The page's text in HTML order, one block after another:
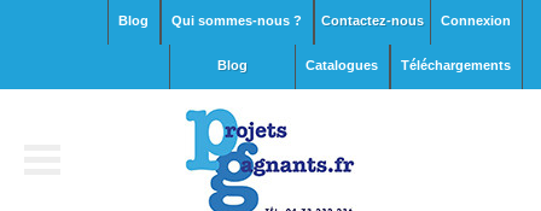
Connexion
Contactez-nous
Qui sommes-nous ?
Blog
Téléchargements
Catalogues
blog